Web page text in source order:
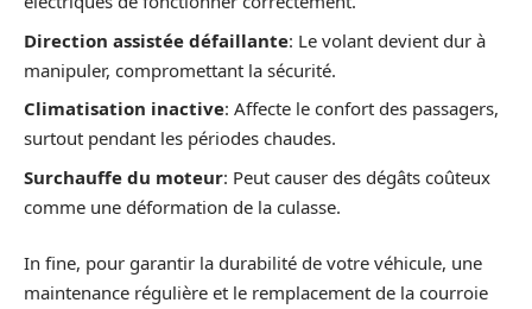
Direction assistée défaillante: Le volant devient dur à
manipuler, compromettant la sécurité.
Climatisation inactive: Affecte le confort des passagers,
surtout pendant les périodes chaudes.
Surchauffe du moteur: Peut causer des dégâts coûteux
comme une déformation de la culasse.
In fine, pour garantir la durabilité de votre véhicule, une
maintenance régulière et le remplacement de la courroie